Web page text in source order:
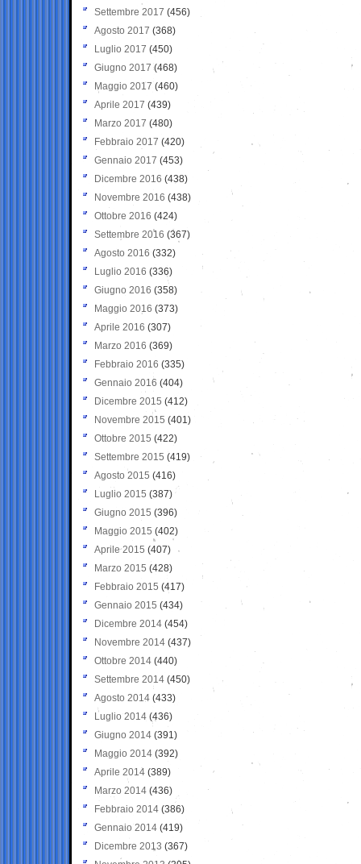
Settembre 2017 (456)
Agosto 2017 (368)
Luglio 2017 (450)
Giugno 2017 (468)
Maggio 2017 (460)
Aprile 2017 (439)
Marzo 2017 (480)
Febbraio 2017 (420)
Gennaio 2017 (453)
Dicembre 2016 (438)
Novembre 2016 (438)
Ottobre 2016 (424)
Settembre 2016 (367)
Agosto 2016 (332)
Luglio 2016 (336)
Giugno 2016 (358)
Maggio 2016 (373)
Aprile 2016 (307)
Marzo 2016 (369)
Febbraio 2016 (335)
Gennaio 2016 (404)
Dicembre 2015 (412)
Novembre 2015 (401)
Ottobre 2015 (422)
Settembre 2015 (419)
Agosto 2015 (416)
Luglio 2015 (387)
Giugno 2015 (396)
Maggio 2015 (402)
Aprile 2015 (407)
Marzo 2015 (428)
Febbraio 2015 (417)
Gennaio 2015 (434)
Dicembre 2014 (454)
Novembre 2014 (437)
Ottobre 2014 (440)
Settembre 2014 (450)
Agosto 2014 (433)
Luglio 2014 (436)
Giugno 2014 (391)
Maggio 2014 (392)
Aprile 2014 (389)
Marzo 2014 (436)
Febbraio 2014 (386)
Gennaio 2014 (419)
Dicembre 2013 (367)